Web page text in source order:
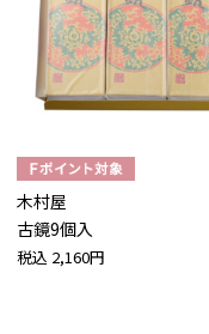
木村屋
古鏡9個入
税込 2,160円